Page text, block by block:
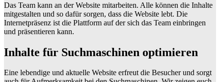
Das Team kann an der Website mitarbeiten. Alle können die Inhalte
mitgestalten und so dafür sorgen, dass die Website lebt. Die
Internetpräsenz ist die Plattform auf der sich das Team einbringen
und präsentieren kann.
Inhalte für Suchmaschinen optimieren
Eine lebendige und aktuelle Website erfreut die Besucher und sorgt